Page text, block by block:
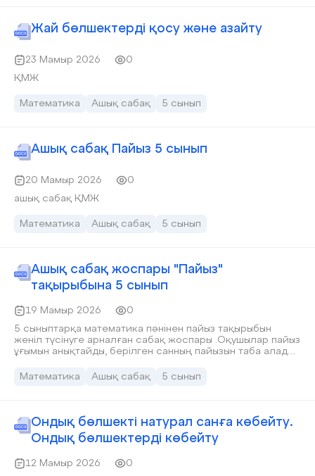
Жай бөлшектерді қосу және азайту
23 Мамыр 2026
0
ҚМЖ
Математика Ашық сабақ 5 сынып
Ашық сабақ Пайыз 5 сынып
20 Мамыр 2026
0
ашық сабақ ҚМЖ
Математика Ашық сабақ 5 сынып
Ашық сабақ жоспары "Пайыз"
тақырыбына 5 сынып
19 Мамыр 2026
0
5 сыныптарқа математика пәнінен пайыз тақырыбын
женіл түсінуге арналған сабақ жоспары .Оқушылар пайыз
ұғымын анықтайды, берілген санның пайызын таба алады,
жаза алуды үйренеді.
Математика Ашық сабақ 5 сынып
Ондық бөлшекті натурал санға көбейту.
Ондық бөлшектерді көбейту
12 Мамыр 2026
0